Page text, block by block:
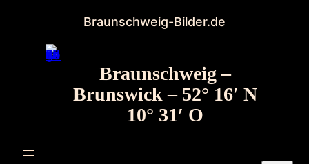
springen
Braunschweig-Bilder.de
Braunschweig –
Brunswick – 52° 16′ N
10° 31′ O